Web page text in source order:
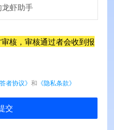
虾助手
核，审核通过者会收到报
者协议》 和 《隐私条款》
交